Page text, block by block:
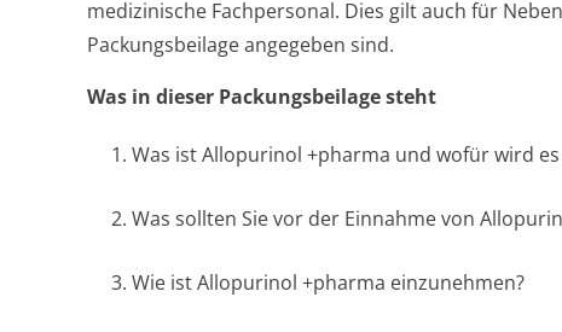
medizinische Fachpersonal. Dies gilt auch für
Packungsbeilage angegeben sind.
Was in dieser Packungsbeilage steht
1. Was ist Allopurinol +pharma und wofür wird
2. Was sollten Sie vor der Einnahme von
3. Wie ist Allopurinol +pharma einzunehmen?